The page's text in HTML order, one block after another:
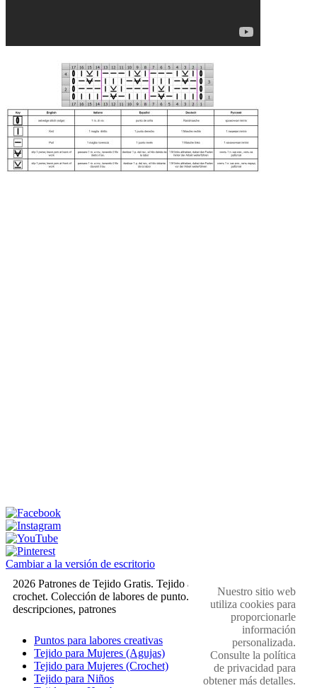
Cambiar a la versión de escritorio
2026 Patrones de Tejido Gratis. Tejido a dos agujas y
crochet. Colección de labores de punto. Muestras,
descripciones, patrones
Puntos para labores creativas
Tejido para Mujeres (Agujas)
Tejido para Mujeres (Crochet)
Tejido para Niños
Nuestro sitio web
utiliza cookies para
proporcionarle
información
personalizada.
Consulte la política
de privacidad para
obtener más detalles.